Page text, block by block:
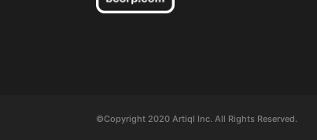
©Copyright 2020 Artiql Inc. All Rights Reserved.